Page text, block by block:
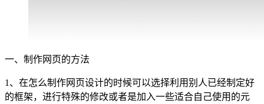
一、制作网页的方法
1、在怎么制作网页设计的时候可以选择利用别人已经制定好
的框架，进行特殊的修改或者是加入一些适合自己使用的元